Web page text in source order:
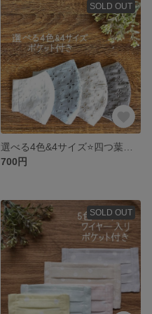
SOLD OUT
700円
SOLD OUT